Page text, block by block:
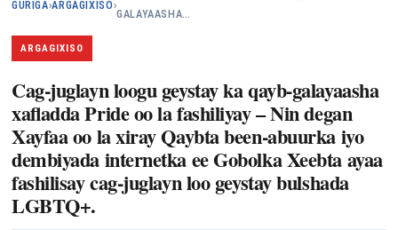
GURIGA›ARGAGIXISO›
GALAYAASHA…
ARGAGIXISO
Cag-juglayn loogu geystay ka qayb-galayaasha
xafladda Pride oo la fashiliyay – Nin degan
Xayfaa oo la xiray Qaybta been-abuurka iyo
dembiyada internetka ee Gobolka Xeebta ayaa
fashilisay cag-juglayn loo geystay bulshada
LGBTQ+.